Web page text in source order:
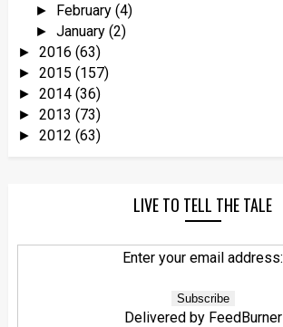
► February(4)
►January(2)
► 2016 (63)
► 2015 (157)
► 2014 (36)
► 2013 (73)
► 2012 (63)
LIVE TO TELL THE TALE
Enter your email address:
Delivered by FeedBurner